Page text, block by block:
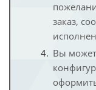
заказ,
Вы